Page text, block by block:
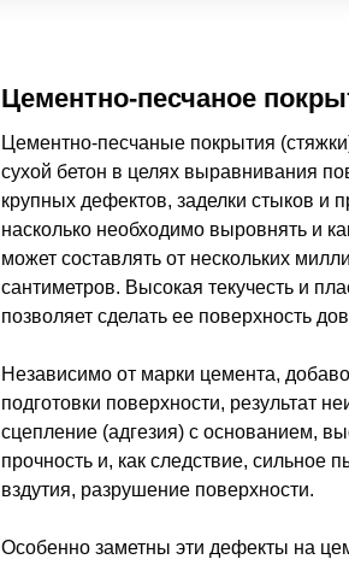
Цементно-песчаное
Цементно-песчаные покрытия
сухой бетон в целях выравнивания
крупных дефектов, заделки стыков и
насколько необходимо выровнять и
может составлять от нескольких
сантиметров. Высокая текучесть и
позволяет сделать ее поверхность
Независимо от марки цемента,
подготовки поверхности, результат
сцепление (адгезия) с основанием,
прочность и, как следствие, сильное
вздутия, разрушение поверхности.
Особенно заметны эти дефекты на